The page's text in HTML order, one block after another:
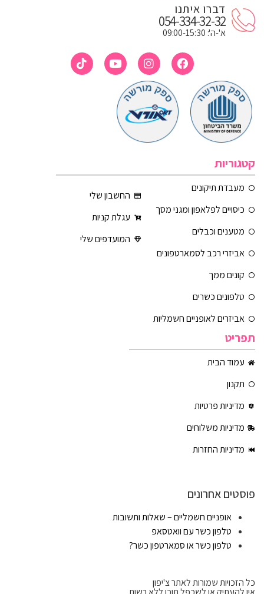
דברו איתנו
054-334-32-32
א'-ה': 09:00-15:30
קטגוריות
מעבדת תיקונים
כיסויים לפלאפון ומגני מסך
מטענים וכבלים
אביזרי רכב לסמארטפונים
קונים ממך
טלפונים כשרים
אביזרים לאופניים חשמליות
החשבון שלי
עגלת קניות
המועדפים שלי
תפריט
עמוד הבית
תקנון
מדיניות פרטיות
מדיניות משלוחים
מדיניות החזרות
פוסטים אחרונים
אופניים חשמליים – שאלות ותשובות
טלפון כשר עם וואטסאפ
טלפון כשר או סמארטפון כשר?
כל הזכויות שמורות לאתר צ'יפון